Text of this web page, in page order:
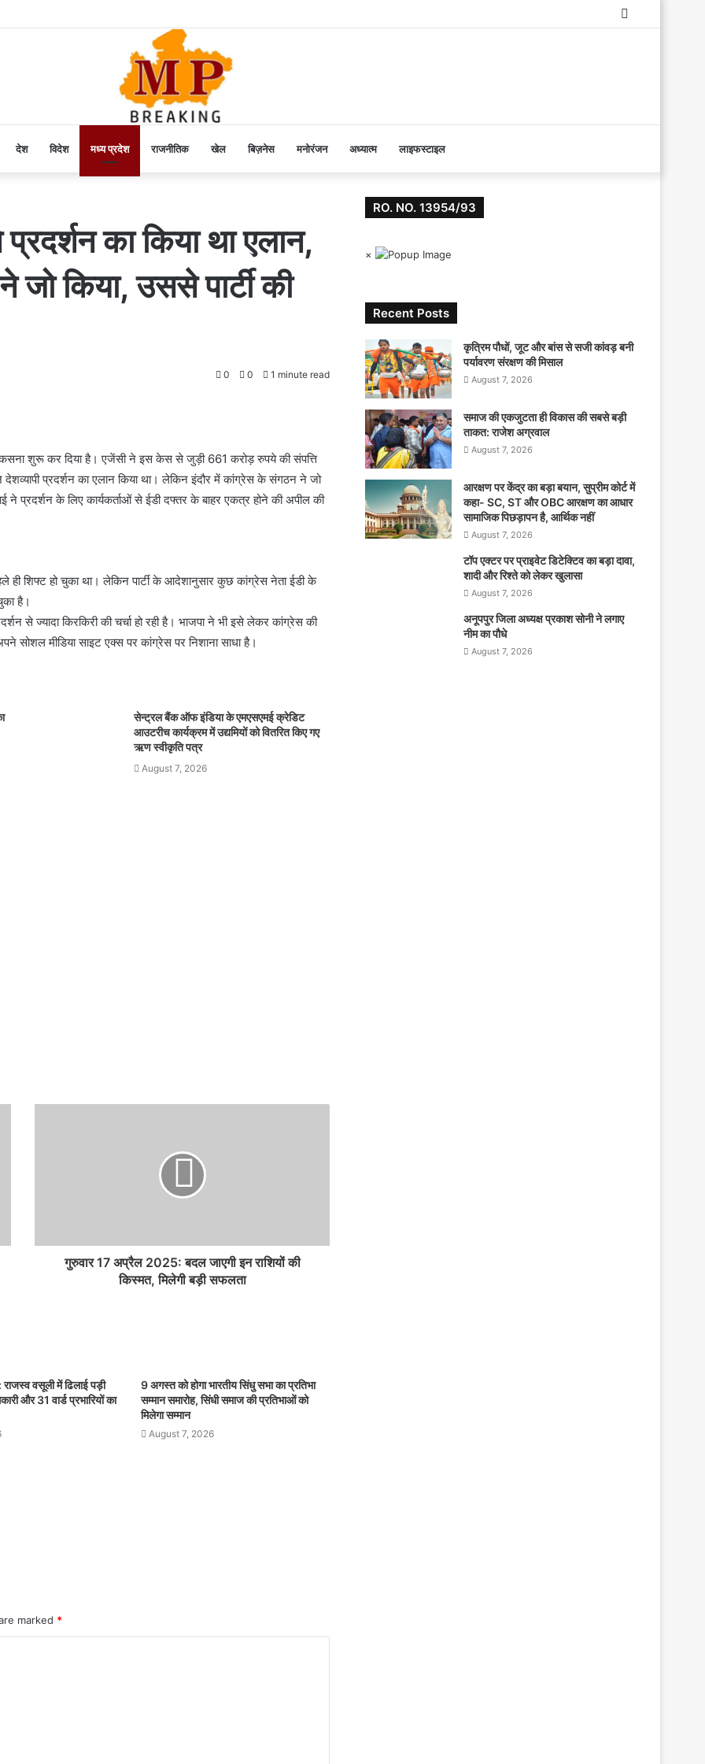
देश विदेश मध्य प्रदेश राजनीतिक खेल बिज़नेस मनोरंजन अध्यात्म लाइफस्टाइल
का किया था एलान,
किया, उससे पार्टी की
0 0 1 minute read
कसना शुरू कर दिया है। एजेंसी ने इस केस से जुड़ी 661 करोड़ रुपये की संपत्ति
प्रदर्शन का एलान किया था। लेकिन इंदौर में कांग्रेस के संगठन ने जो
ने प्रदर्शन के लिए कार्यकर्ताओं से ईडी दफ्तर के बाहर एकत्र होने की अपील की
ही शिफ्ट हो चुका था। लेकिन पार्टी के आदेशानुसार कुछ कांग्रेस नेता ईडी के
है।
से ज्यादा किरकिरी की चर्चा हो रही है। भाजपा ने भी इसे लेकर कांग्रेस की
सोशल मीडिया साइट एक्स पर कांग्रेस पर निशाना साधा है।
सेन्ट्रल बैंक ऑफ इंडिया के एमएसएमई क्रेडिट
आउटरीच कार्यक्रम में उद्यमियों को वितरित किए गए
ऋण स्वीकृति पत्र
August 7, 2026
गुरुवार 17 अप्रैल 2025: बदल जाएगी इन राशियों की
किस्मत, मिलेगी बड़ी सफलता
वसूली में ढिलाई पड़ी
और 31 वार्ड प्रभारियों का
9 अगस्त को होगा भारतीय सिंधु सभा का प्रतिभा
सम्मान समारोह, सिंधी समाज की प्रतिभाओं को
मिलेगा सम्मान
August 7, 2026
marked *
RO. NO. 13954/93
×
Recent Posts
कृत्रिम पौधों, जूट और बांस से सजी कांवड़ बनी
पर्यावरण संरक्षण की मिसाल
August 7, 2026
समाज की एकजुटता ही विकास की सबसे बड़ी
ताकत: राजेश अग्रवाल
August 7, 2026
आरक्षण पर केंद्र का बड़ा बयान, सुप्रीम कोर्ट में
कहा- SC, ST और OBC आरक्षण का आधार
सामाजिक पिछड़ापन है, आर्थिक नहीं
August 7, 2026
टॉप एक्टर पर प्राइवेट डिटेक्टिव का बड़ा दावा,
शादी और रिश्ते को लेकर खुलासा
August 7, 2026
अनूपपुर जिला अध्यक्ष प्रकाश सोनी ने लगाए
नीम का पौधे
August 7, 2026